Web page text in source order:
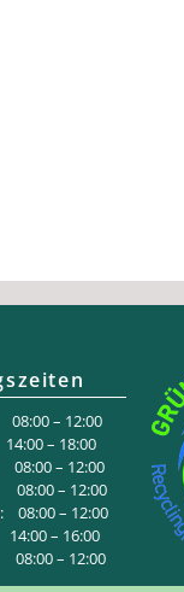
– 12:00
18:00
– 12:00
– 12:00
08:00 – 12:00
16:00
– 12:00